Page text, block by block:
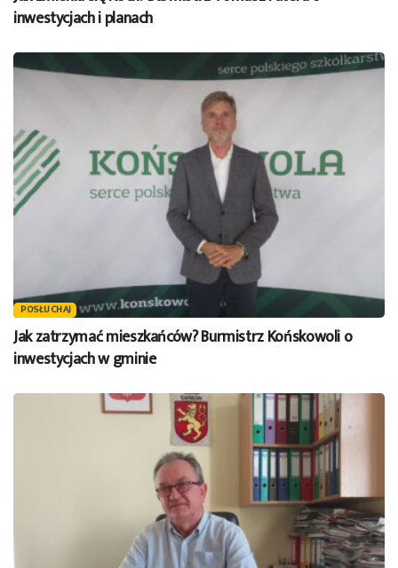
inwestycjach i planach
POSŁUCHAJ
Jak zatrzymać mieszkańców? Burmistrz Końskowoli o
inwestycjach w gminie